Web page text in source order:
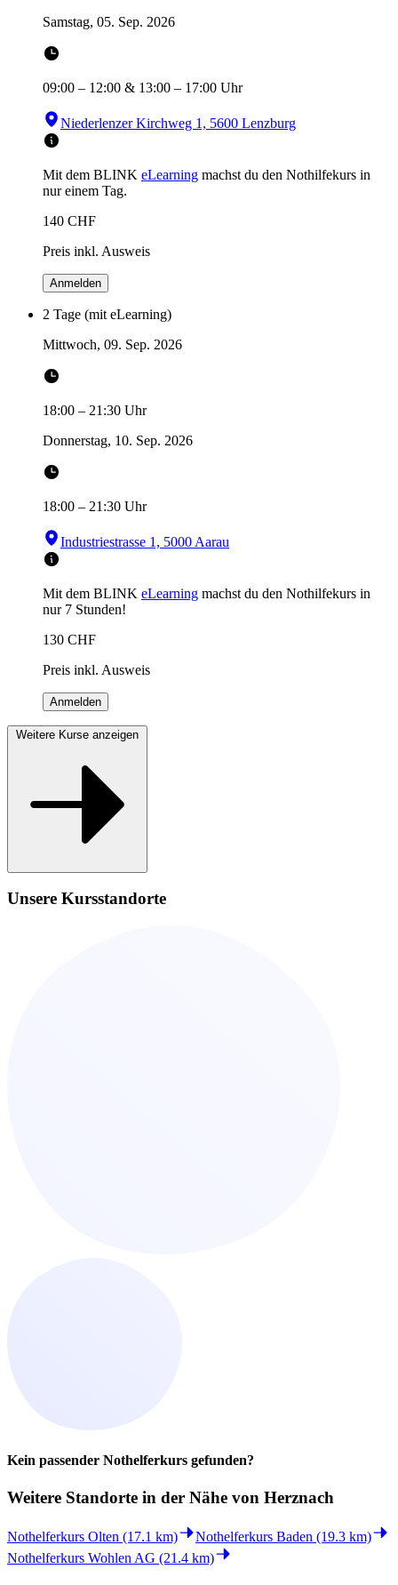
Samstag, 05. Sep. 2026
09:00 – 12:00 & 13:00 – 17:00 Uhr
Niederlenzer Kirchweg 1, 5600 Lenzburg
Mit dem BLINK eLearning machst du den Nothilfekurs in
nur einem Tag.
140 CHF
Preis inkl. Ausweis
Anmelden
2 Tage (mit eLearning)
Mittwoch, 09. Sep. 2026
18:00 – 21:30 Uhr
Donnerstag, 10. Sep. 2026
18:00 – 21:30 Uhr
Industriestrasse 1, 5000 Aarau
Mit dem BLINK eLearning machst du den Nothilfekurs in
nur 7 Stunden!
130 CHF
Preis inkl. Ausweis
Anmelden
Weitere Kurse anzeigen
Unsere Kursstandorte
Kein passender Nothelferkurs gefunden?
Weitere Standorte in der Nähe von Herznach
Nothelferkurs Olten (17.1 km)
Nothelferkurs Baden (19.3 km)
Nothelferkurs Wohlen AG (21.4 km)